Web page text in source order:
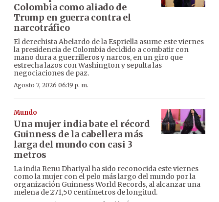
Colombia como aliado de
Trump en guerra contra el
narcotráfico
El derechista Abelardo de la Espriella asume este viernes
la presidencia de Colombia decidido a combatir con
mano dura a guerrilleros y narcos, en un giro que
estrecha lazos con Washington y sepulta las
negociaciones de paz.
Agosto 7, 2026 06:19 p. m.
Mundo
Una mujer india bate el récord
Guinness de la cabellera más
larga del mundo con casi 3
metros
La india Renu Dhariyal ha sido reconocida este viernes
como la mujer con el pelo más largo del mundo por la
organización Guinness World Records, al alcanzar una
melena de 271,50 centímetros de longitud.